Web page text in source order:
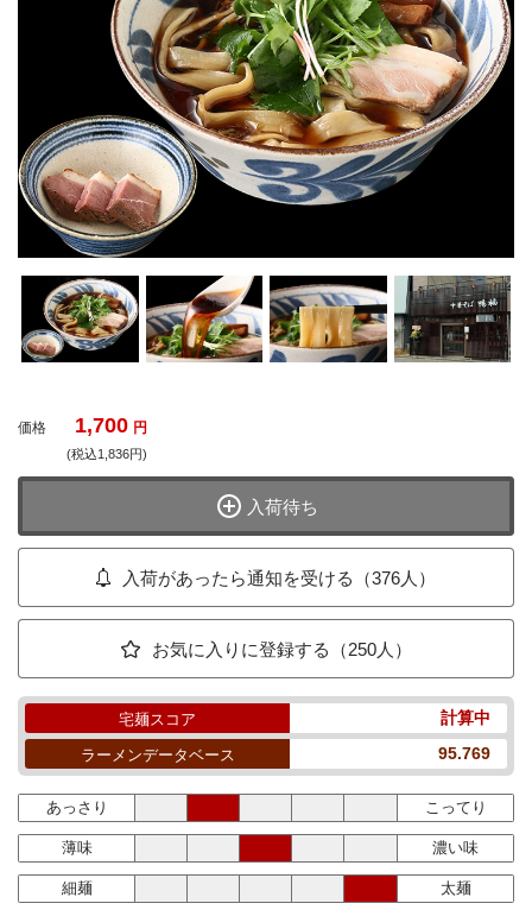
価格 1,700 円
(税込1,836円)
入荷待ち
入荷があったら通知を受ける（376人）
お気に入りに登録する（250人）
宅麺スコア 計算中
ラーメンデータベース 95.769
あっさり こってり
薄味 濃い味
細麺 太麺